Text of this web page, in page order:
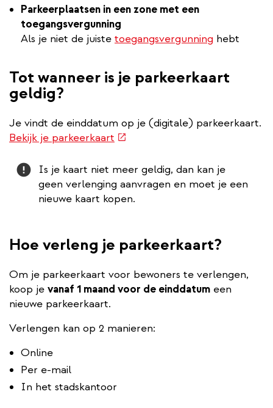
Parkeerplaatsen in een zone met een
toegangsvergunning
Als je niet de juiste toegangsvergunning hebt
Tot wanneer is je parkeerkaart
geldig?
Je vindt de einddatum op je (digitale) parkeerkaart.
Bekijk je parkeerkaart (externe
Attention
Is je kaart niet meer geldig, dan kan je
geen verlenging aanvragen en moet je een
nieuwe kaart kopen.
Hoe verleng je parkeerkaart?
Om je parkeerkaart voor bewoners te verlengen,
koop je vanaf 1 maand voor de einddatum een
nieuwe parkeerkaart.
Verlengen kan op 2 manieren:
Online
Per e-mail
In het stadskantoor